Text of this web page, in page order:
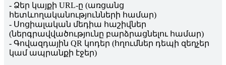
- Ձեր կայքի URL-ը (առցանց
հետևողականությունների համար)
- Սոցիալական մեդիա հաշիվներ
(ներգրավվածությունը բարձրացնելու համար)
- Գովազդային QR կոդեր (հղումներ դեպի զեղչեր
կամ ապրանքի էջեր)